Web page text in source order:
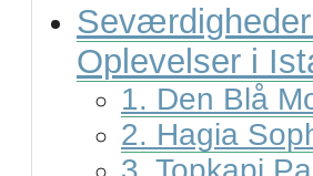
Oplevelser i
1. Den Blå
2. Hagia